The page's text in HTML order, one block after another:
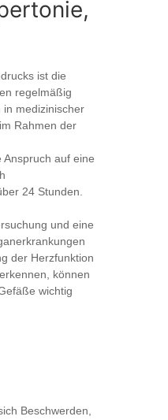
ist die
regelmäßig
in medizinischer
Rahmen der
auf eine
24 Stunden.
und eine
der Herzfunktion
können
wichtig
Beschwerden,